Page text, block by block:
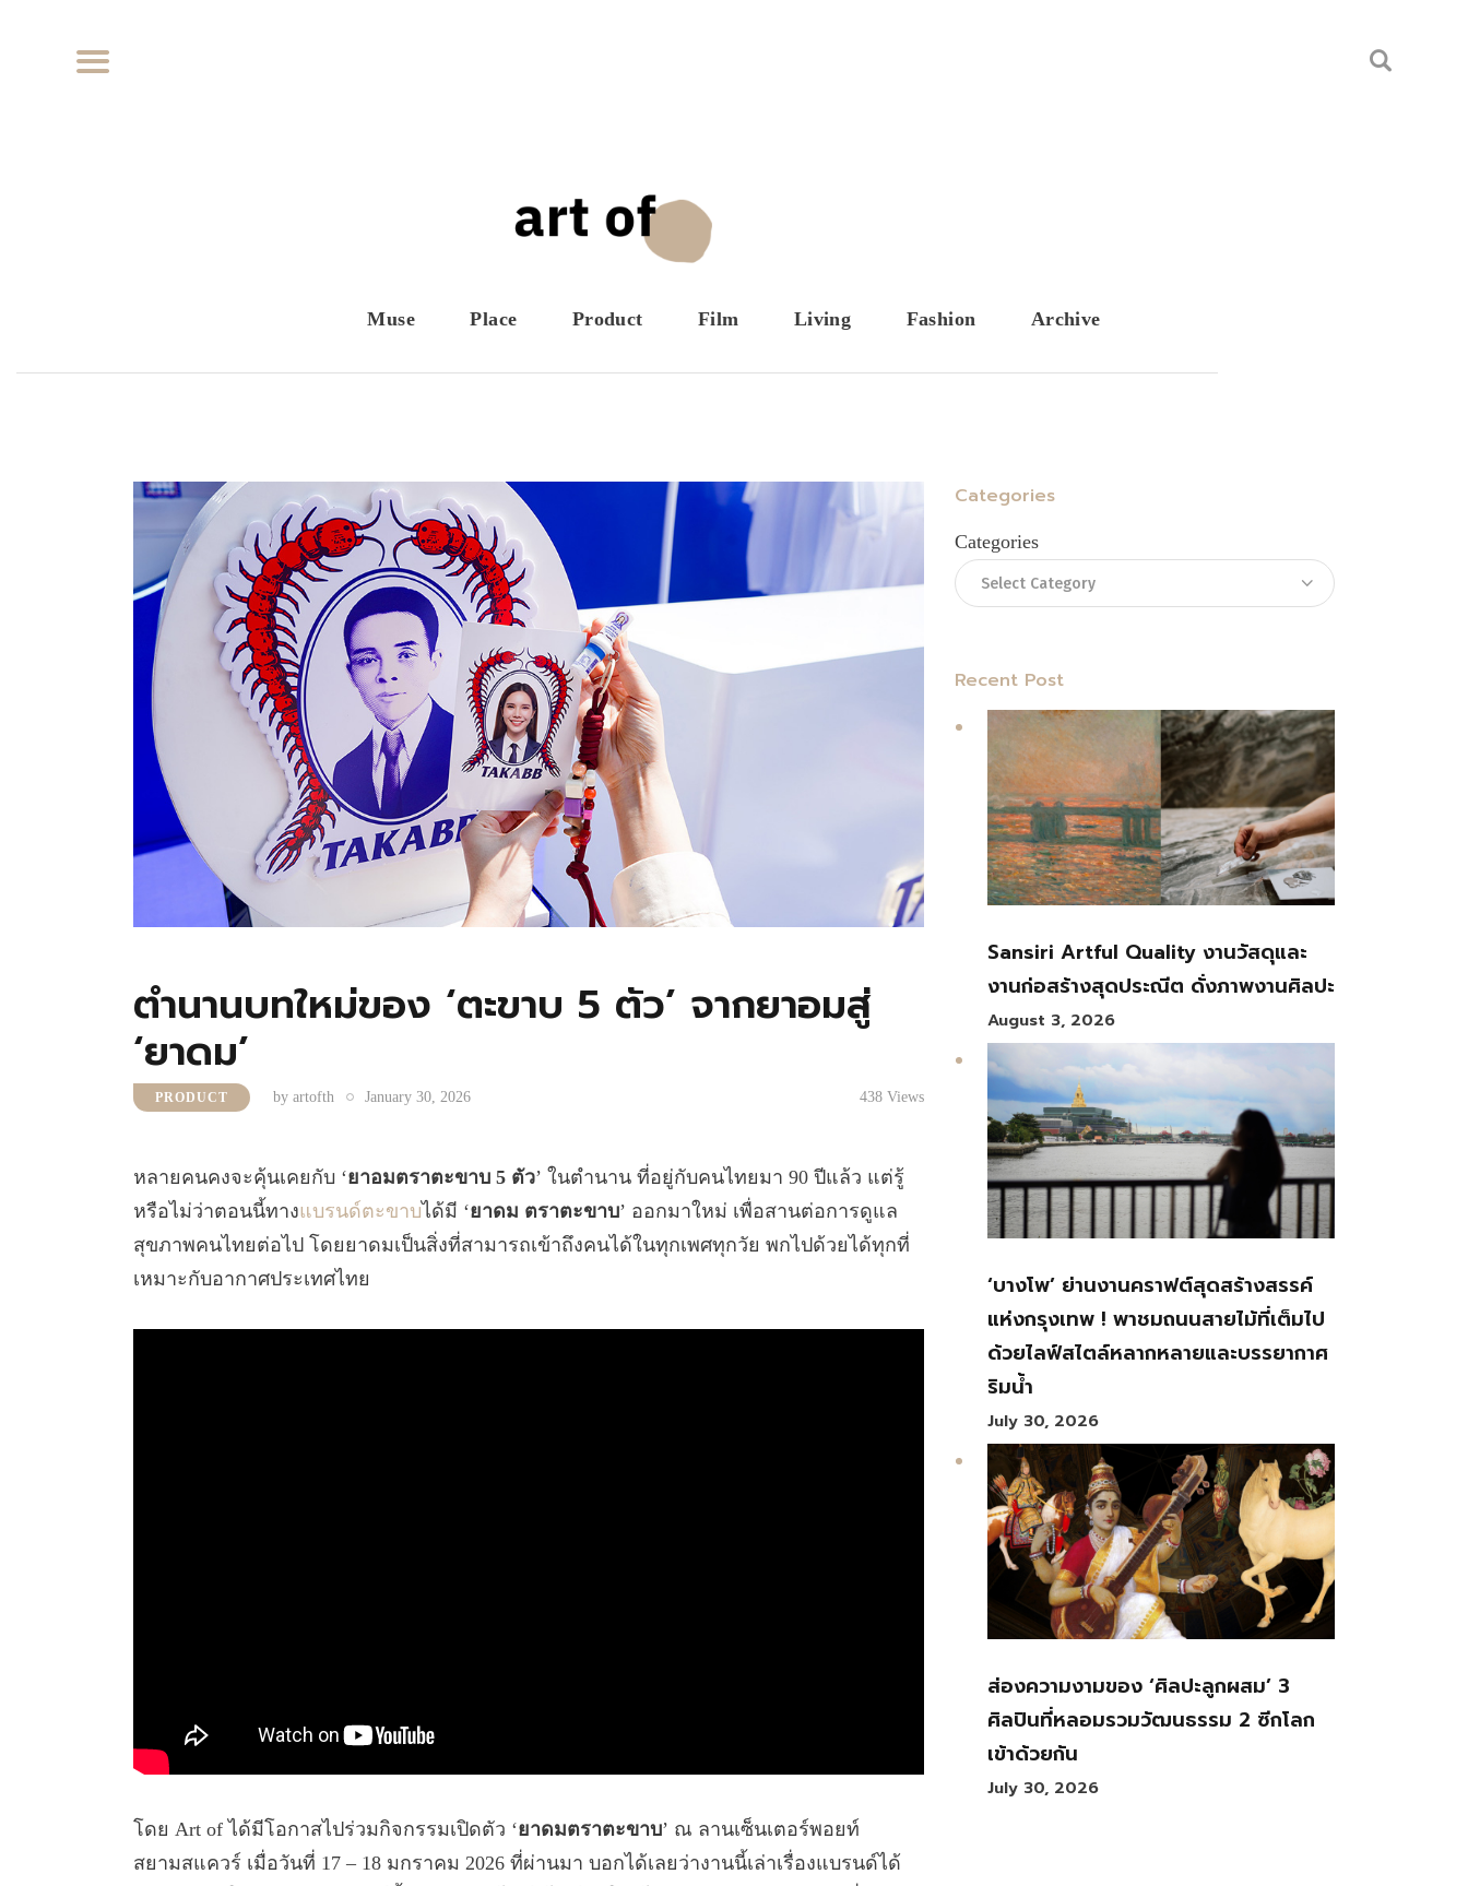
Muse Place Product Film Living Fashion Archive
ตำนานบทใหม่ของ ‘ตะขาบ 5 ตัว’ จากยาอมสู่
‘ยาดม’
PRODUCT by artofth January 30, 2026 438 Views
หลายคนคงจะคุ้นเคยกับ ‘ยาอมตราตะขาบ 5 ตัว’ ในตำนาน ที่อยู่กับคนไทยมา 90 ปีแล้ว แต่รู้
หรือไม่ว่าตอนนี้ทางแบรนด์ตะขาบได้มี ‘ยาดม ตราตะขาบ’ ออกมาใหม่ เพื่อสานต่อการดูแล
สุขภาพคนไทยต่อไป โดยยาดมเป็นสิ่งที่สามารถเข้าถึงคนได้ในทุกเพศทุกวัย พกไปด้วยได้ทุกที่
เหมาะกับอากาศประเทศไทย
โดย Art of ได้มีโอกาสไปร่วมกิจกรรมเปิดตัว ‘ยาดมตราตะขาบ’ ณ ลานเซ็นเตอร์พอยท์
สยามสแควร์ เมื่อวันที่ 17 – 18 มกราคม 2026 ที่ผ่านมา บอกได้เลยว่างานนี้เล่าเรื่องแบรนด์ได้
Categories
Categories
Recent Post
Sansiri Artful Quality งานวัสดุและ
งานก่อสร้างสุดประณีต ดั่งภาพงานศิลปะ
August 3, 2026
‘บางโพ’ ย่านงานคราฟต์สุดสร้างสรรค์
แห่งกรุงเทพ ! พาชมถนนสายไม้ที่เต็มไป
ด้วยไลฟ์สไตล์หลากหลายและบรรยากาศ
ริมน้ำ
July 30, 2026
ส่องความงามของ ‘ศิลปะลูกผสม’ 3
ศิลปินที่หลอมรวมวัฒนธรรม 2 ซีกโลก
เข้าด้วยกัน
July 30, 2026